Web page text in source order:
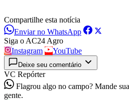
Compartilhe esta notícia
Enviar no WhatsApp
Siga o AC24 Agro
Instagram
YouTube
Deixe seu comentário
VC Repórter
Flagrou algo no campo? Mande
gente.